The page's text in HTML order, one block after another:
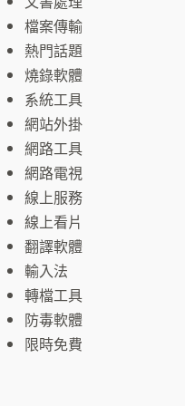
檔案傳輸
熱門話題
燒錄軟體
系統工具
網站外掛
網路工具
網路電視
線上服務
線上看片
翻譯軟體
輸入法
轉檔工具
防毒軟體
限時免費